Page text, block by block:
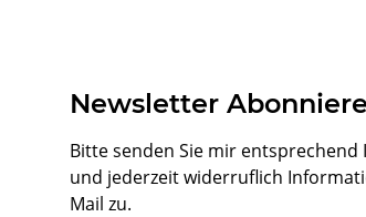
Newsletter
Bitte senden Sie mir entsprechend
und jederzeit widerruflich
Mail zu.